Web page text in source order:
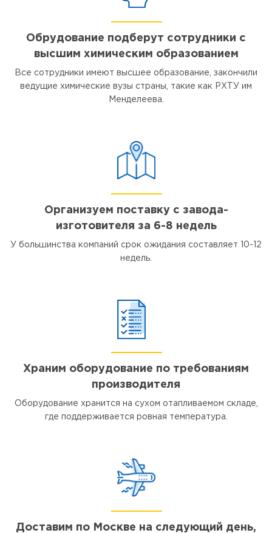
Обрудование подберут сотрудники с
высшим химическим образованием
Все сотрудники имеют высшее образование, закончили
ведущие химические вузы страны, такие как РХТУ им
Менделеева.
Организуем поставку с завода-
изготовителя за 6-8 недель
У большинства компаний срок ожидания составляет 10-12
недель.
Храним оборудование по требованиям
производителя
Оборудование хранится на сухом отапливаемом складе,
где поддерживается ровная температура.
Доставим по Москве на следующий день,